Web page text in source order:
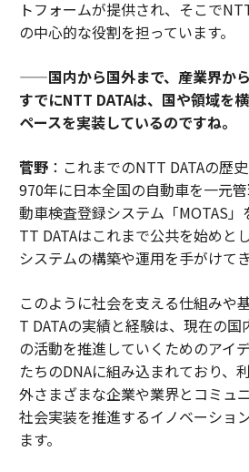
トフォームが提供され、そこで
の中心的な役割を担っています。
——国内から国外まで、産業界から
すでにNTT DATAは、国や領域を
ペースを実装しているのですね。
菅野：これまでのNTT DATAの歴
970年に日本全国の自動車を一元
動車検査登録システム「MOTAS
TT DATAはこれまで公共を始めと
システムの構築や運用を手がけて
このように社会を支える仕組みや
T DATAの実績と経験は、現在の国
の活動を推進していくためのアイ
たちのDNAに組み込まれており、
外さまざまな企業や業界とコミュ
社会実装を推進するイノベーショ
ます。